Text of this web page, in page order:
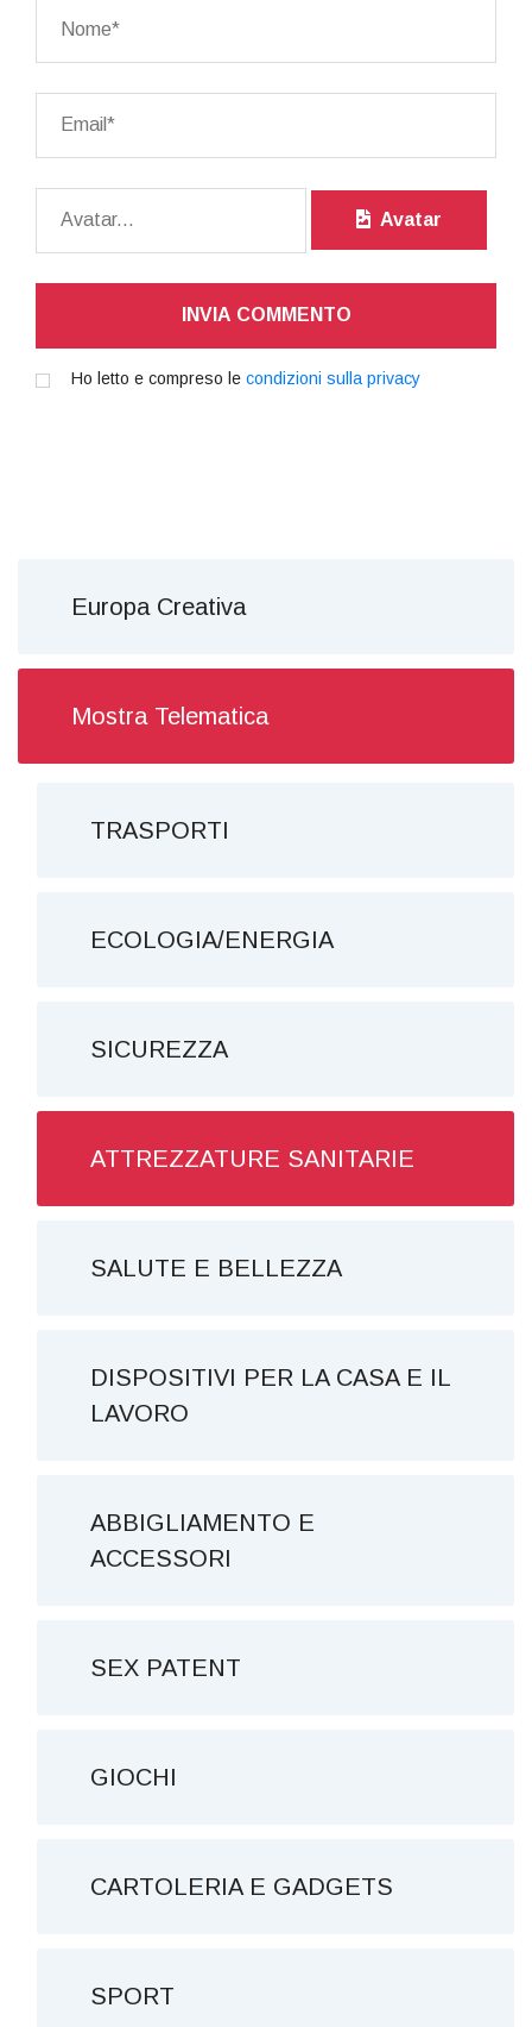
Avatar
INVIA COMMENTO
Ho letto e compreso le condizioni sulla privacy
Europa Creativa
Mostra Telematica
TRASPORTI
ECOLOGIA/ENERGIA
SICUREZZA
ATTREZZATURE SANITARIE
SALUTE E BELLEZZA
DISPOSITIVI PER LA CASA E IL
LAVORO
ABBIGLIAMENTO E
ACCESSORI
SEX PATENT
GIOCHI
CARTOLERIA E GADGETS
SPORT